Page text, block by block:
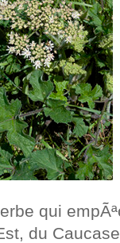
qui
du